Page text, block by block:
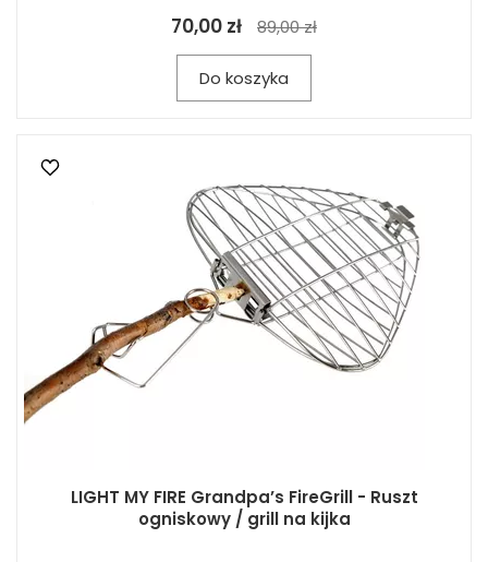
70,00 zł 89,00 zł
Do koszyka
LIGHT MY FIRE Grandpa’s FireGrill - Ruszt
ogniskowy / grill na kijka